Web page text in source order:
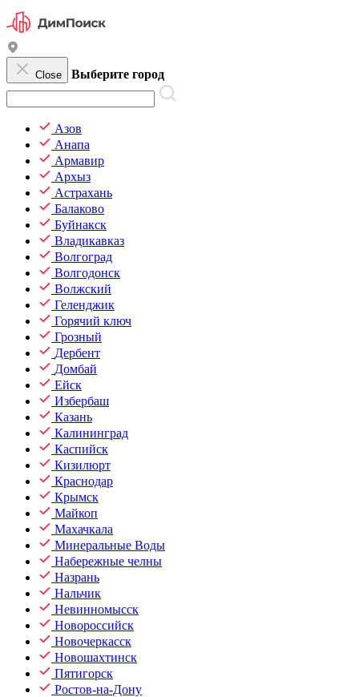
Close Выберите город
Азов
Анапа
Армавир
Архыз
Астрахань
Балаково
Буйнакск
Владикавказ
Волгоград
Волгодонск
Волжский
Геленджик
Горячий ключ
Грозный
Дербент
Домбай
Ейск
Избербаш
Казань
Калининград
Каспийск
Кизилюрт
Краснодар
Крымск
Майкоп
Махачкала
Минеральные Воды
Набережные челны
Назрань
Нальчик
Невинномысск
Новороссийск
Новочеркасск
Новошахтинск
Пятигорск
Ростов-на-Дону